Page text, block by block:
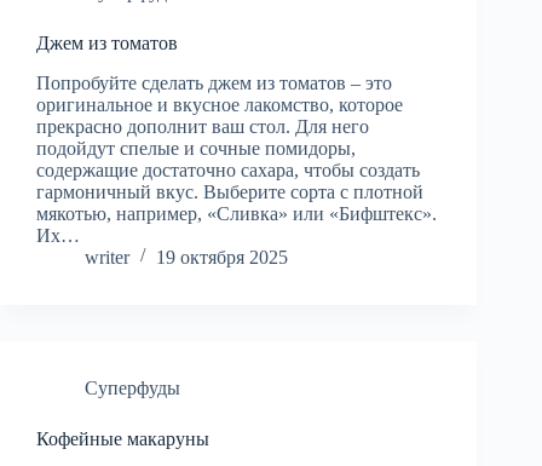
Джем из томатов
Попробуйте сделать джем из томатов – это
оригинальное и вкусное лакомство, которое
прекрасно дополнит ваш стол. Для него
подойдут спелые и сочные помидоры,
содержащие достаточно сахара, чтобы создать
гармоничный вкус. Выберите сорта с плотной
мякотью, например, «Сливка» или «Бифштекс».
Их…
writer
19 октября 2025
Суперфуды
Кофейные макаруны